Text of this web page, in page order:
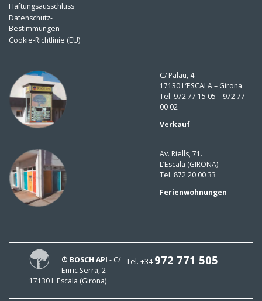
Haftungsausschluss
Datenschutz-
Bestimmungen
Cookie-Richtlinie (EU)
C/ Palau, 4
17130 L’ESCALA – Girona
Tel. 972 77 15 05 – 972 77
00 02
Verkauf
Av. Riells, 71.
L’Escala (GIRONA)
Tel. 872 20 00 33
Ferienwohnungen
Tel. +34972 771 505
® BOSCH API - C/
Enric Serra, 2 -
17130 L'Escala (Girona)